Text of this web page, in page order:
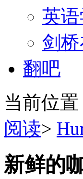
英语
剑
翻吧
当前位置
阅读>
新鲜的